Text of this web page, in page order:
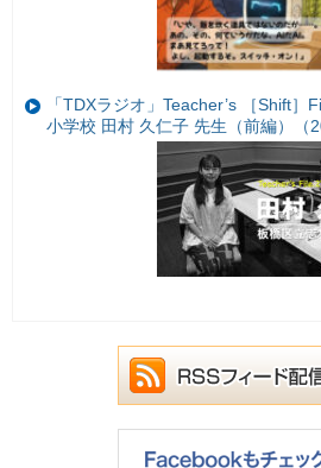
「TDXラジオ」Teacher’s ［Shift
小学校 田村 久仁子 先生（前編）（